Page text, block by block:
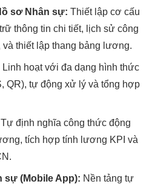
sơ Nhân sự: Thiết lập cơ cấu
thông tin chi tiết, lịch sử công
thiết lập thang bảng lương.
Linh hoạt với đa dạng hình thức
QR), tự động xử lý và tổng hợp
Tự định nghĩa công thức động
tích hợp tính lương KPI và
sự (Mobile App): Nền tảng tự